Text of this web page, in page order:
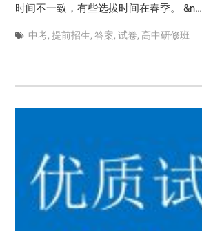
时间不一致，有些选拔时间在春季。 &n…
中考, 提前招生, 答案, 试卷, 高中研修班